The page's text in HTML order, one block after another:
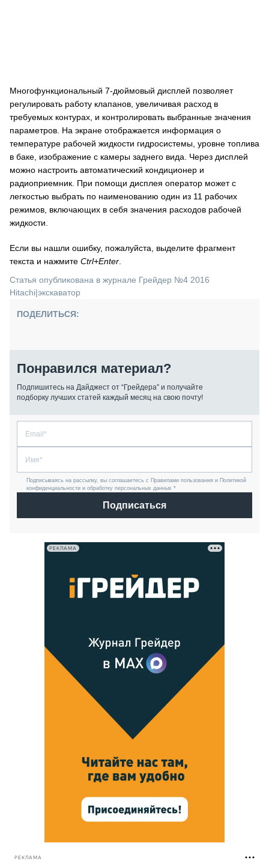
Многофункциональный 7-дюймовый дисплей позволяет
регулировать работу клапанов, увеличивая расход в
требуемых контурах, и контролировать выбранные значения
параметров. На экране отображается информация о
температуре рабочей жидкости гидросистемы, уровне топлива
в баке, изображение с камеры заднего вида. Через дисплей
можно настроить автоматический кондиционер и
радиоприемник. При помощи дисплея оператор может с
легкостью выбрать по наименованию один из 11 рабочих
режимов, включающих в себя значения расходов рабочей
жидкости.
Если вы нашли ошибку, пожалуйста, выделите фрагмент
текста и нажмите Ctrl+Enter
Статья опубликована в журнале Грейдер №4 2016
Hitachi|экскаватор
ПОДЕЛИТЬСЯ:
Понравился материал?
Подпишитесь на Дайджест от “Грейдера” и получайте
подборку лучших статей каждый месяц на свою почту!
Подписываясь на рассылку, вы соглашаетесь с Правилами пользования и Политикой
конфиденциальности и обработку персональных данных *
Подписаться
РЕКЛАМА
РЕКЛАМА